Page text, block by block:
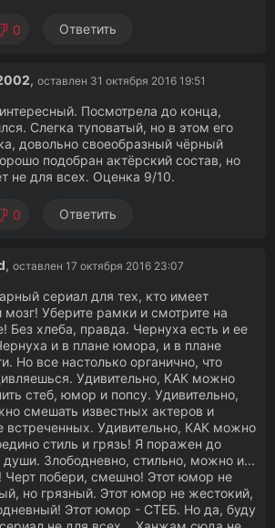
0 Ответить
, оставлен 31 октября 2016 19:51
Посмотрела до конца,
Слегка туповатый, но в этом его
довольно своеобразный чёрный
подобран актёрский состав, но
не для всех. Оценка 9/10.
0 Ответить
, оставлен 17 октября 2016 23:07
сериал для тех, кто имеет
мозг! Уберите рамки и смотрите на
Без хлеба, правда. Чернуха есть и ее
и в плане юмора, и в плане
Но все настолько органично, что
Удивительно, КАК можно
стеб, юмор и попсу. Удивительно,
смешать известных актеров и
встреченных. Удивительно, КАК можно
стиль и грязь! Я поражен до
души. Злободневно, стильно, можно и...
побери, смешно! Этот юмор не
но грязный. Этот юмор не жестокий,
Этот юмор - СТЕБ. Но да, буду